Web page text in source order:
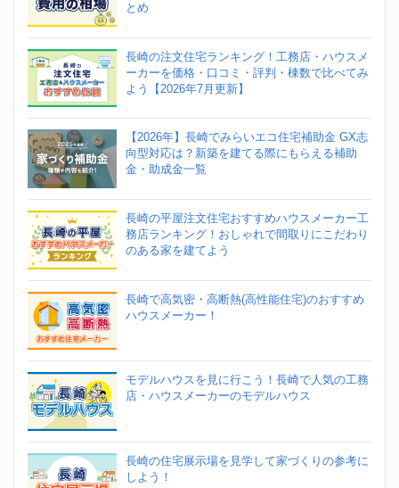
とめ
長崎の注文住宅ランキング！工務店・ハウスメ
ーカーを価格・口コミ・評判・棟数で比べてみ
よう【2026年7月更新】
【2026年】長崎でみらいエコ住宅補助金 GX志
向型対応は？新築を建てる際にもらえる補助
金・助成金一覧
長崎の平屋注文住宅おすすめハウスメーカー工
務店ランキング！おしゃれで間取りにこだわり
のある家を建てよう
長崎で高気密・高断熱(高性能住宅)のおすすめ
ハウスメーカー！
モデルハウスを見に行こう！長崎で人気の工務
店・ハウスメーカーのモデルハウス
長崎の住宅展示場を見学して家づくりの参考に
しよう！